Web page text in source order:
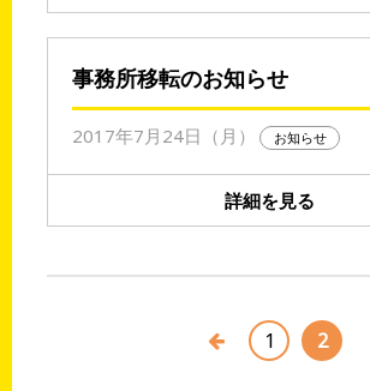
事務所移転のお知らせ
2017年7月24日（月） お知らせ
詳細を見る
1 2